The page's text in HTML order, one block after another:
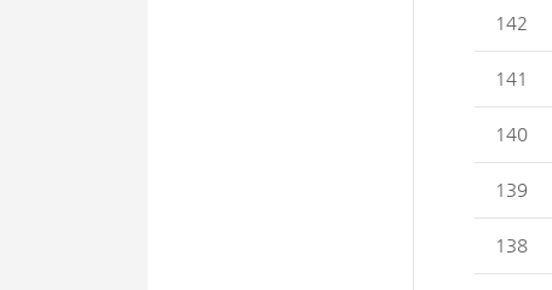
142
141
140
139
138